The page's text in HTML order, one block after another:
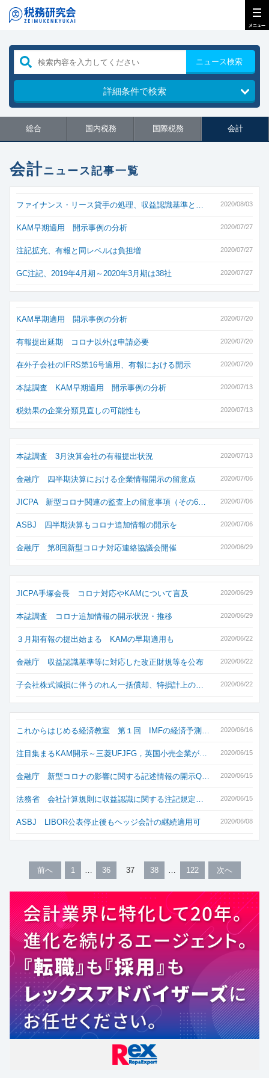
ニュース検索
詳細条件で検索
総合 国内税務 国際税務 会計
会計ニュース記事一覧
2020/08/03
ファイナンス・リース貸手の処理、収益認識基準と…
2020/07/27
KAM早期適用 開示事例の分析
2020/07/27
注記拡充、有報と同レベルは負担増
2020/07/27
GC注記、2019年4月期～2020年3月期は38社
2020/07/20
KAM早期適用 開示事例の分析
2020/07/20
有報提出延期 コロナ以外は申請必要
2020/07/20
在外子会社のIFRS第16号適用、有報における開示
2020/07/13
本誌調査 KAM早期適用 開示事例の分析
2020/07/13
税効果の企業分類見直しの可能性も
2020/07/13
本誌調査 3月決算会社の有報提出状況
2020/07/06
金融庁 四半期決算における企業情報開示の留意点
2020/07/06
JICPA 新型コロナ関連の監査上の留意事項（その6…
2020/07/06
ASBJ 四半期決算もコロナ追加情報の開示を
2020/06/29
金融庁 第8回新型コロナ対応連絡協議会開催
2020/06/29
JICPA手塚会長 コロナ対応やKAMについて言及
2020/06/29
本誌調査 コロナ追加情報の開示状況・推移
2020/06/22
３月期有報の提出始まる KAMの早期適用も
2020/06/22
金融庁 収益認識基準等に対応した改正財規等を公布
2020/06/22
子会社株式減損に伴うのれん一括償却、特損計上の…
2020/06/16
これからはじめる経済教室 第１回 IMFの経済予測…
2020/06/15
注目集まるKAM開示～三菱UFJFG，英国小売企業が…
2020/06/15
金融庁 新型コロナの影響に関する記述情報の開示Q…
2020/06/15
法務省 会社計算規則に収益認識に関する注記規定…
2020/06/08
ASBJ LIBOR公表停止後もヘッジ会計の継続適用可
前へ 1 36 37 38 122 次へ